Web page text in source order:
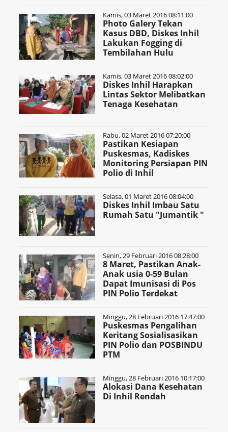
Kamis, 03 Maret 2016 08:11:00
Photo Galery Tekan
Kasus DBD, Diskes Inhil
Lakukan Fogging di
Tembilahan Hulu
Kamis, 03 Maret 2016 08:02:00
Diskes Inhil Harapkan
Lintas Sektor Melibatkan
Tenaga Kesehatan
Rabu, 02 Maret 2016 07:20:00
Pastikan Kesiapan
Puskesmas, Kadiskes
Monitoring Persiapan PIN
Polio di Inhil
Selasa, 01 Maret 2016 08:04:00
Diskes Inhil Imbau Satu
Rumah Satu "Jumantik "
Senin, 29 Februari 2016 08:28:00
8 Maret, Pastikan Anak-
Anak usia 0-59 Bulan
Dapat Imunisasi di Pos
PIN Polio Terdekat
Minggu, 28 Februari 2016 17:47:00
Puskesmas Pengalihan
Keritang Sosialisasikan
PIN Polio dan POSBINDU
PTM
Minggu, 28 Februari 2016 10:17:00
Alokasi Dana Kesehatan
Di Inhil Rendah